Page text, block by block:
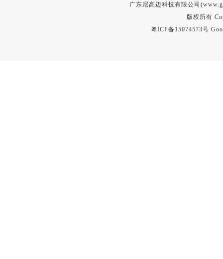
广东尼高迈科技有限公司
版权所有
粤ICP备15074573号